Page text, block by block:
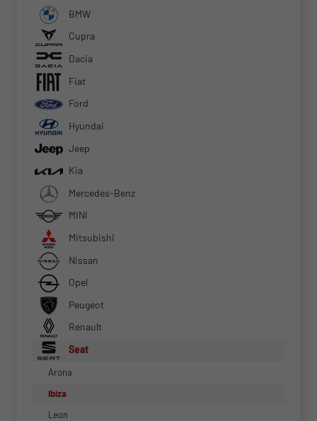
BMW
Cupra
Dacia
Fiat
Ford
Hyundai
Jeep
Kia
Mercedes-Benz
MINI
Mitsubishi
Nissan
Opel
Peugeot
Renault
Seat
Arona
Ibiza
Leon